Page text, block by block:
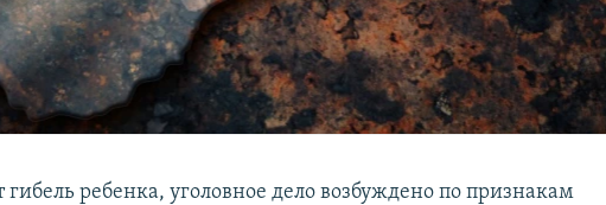
ребенка, уголовное дело возбуждено по признакам